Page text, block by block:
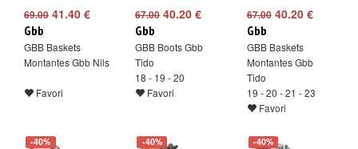
69.00 41.40 €
Gbb
GBB Baskets
Montantes Gbb Nils
Favori
67.0040.20 €
Gbb
GBB Boots Gbb
Tido
18 - 19 - 20
Favori
67.0040.20 €
Gbb
GBB Baskets
Montantes Gbb
Tido
19 - 20 - 21 - 23
Favori
-40% -40% -40%